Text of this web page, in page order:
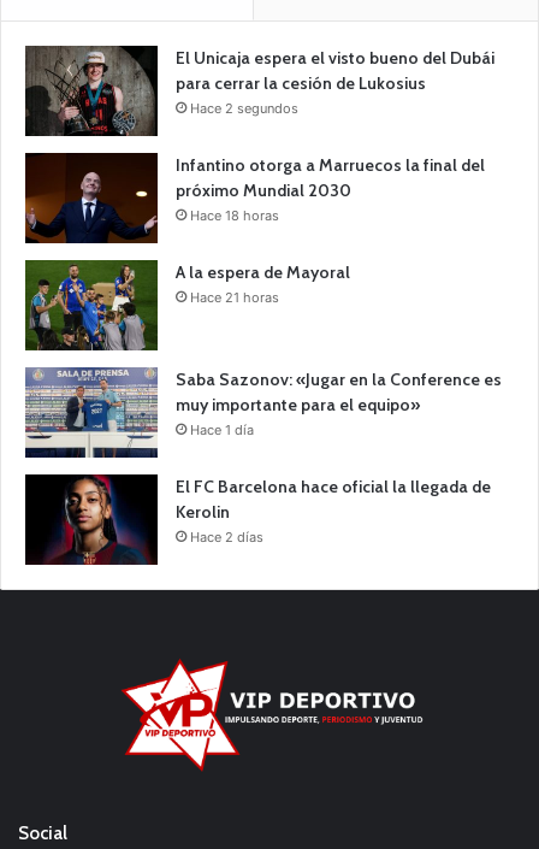
El Unicaja espera el visto bueno del Dubái
para cerrar la cesión de Lukosius
Hace 2 segundos
Infantino otorga a Marruecos la final del
próximo Mundial 2030
Hace 18 horas
A la espera de Mayoral
Hace 21 horas
Saba Sazonov: «Jugar en la Conference es
muy importante para el equipo»
Hace 1 día
El FC Barcelona hace oficial la llegada de
Kerolin
Hace 2 días
Social